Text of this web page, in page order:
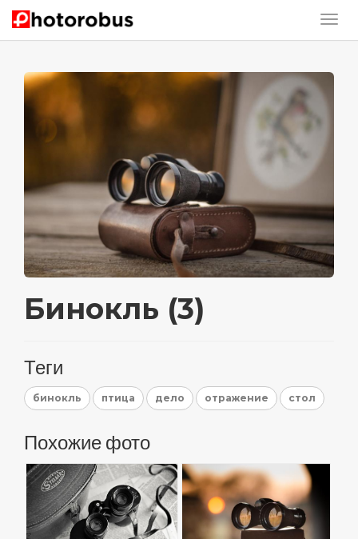
Бинокль (3)
Теги
бинокль птица дело отражение стол
Похожие фото